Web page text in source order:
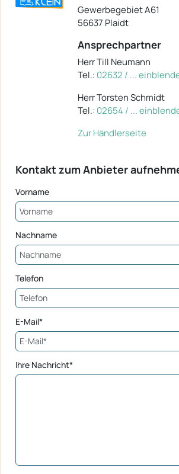
Gewerbegebiet A61
56637 Plaidt
Ansprechpartner
Herr Till Neumann
Tel.: 02632 / ...
Herr Torsten Schmidt
Tel.: 02654 / ...
Zur Händlerseite
Kontakt zum Anbieter
Vorname
Nachname
Telefon
E-Mail*
Ihre Nachricht*